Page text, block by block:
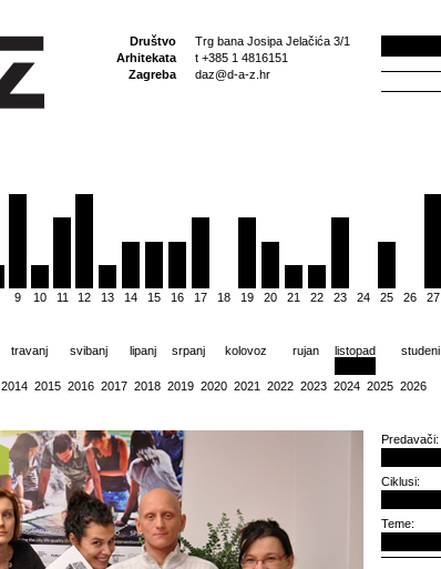
Društvo
Arhitekata
Zagreba
Trg bana Josipa Jelačića 3/1
t +385 1 4816151
daz@d-a-z.hr
9 10 11 12 13 14 15 16 17 18 19 20 21 22 23 24 25 26 27
travanj svibanj lipanj srpanj kolovoz rujan listopad studeni
2014 2015 2016 2017 2018 2019 2020 2021 2022 2023 2024 2025 2026
Predavači:
Ciklusi:
Teme: